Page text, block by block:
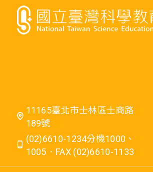
11165臺北市士林區士商路
189號
(02)6610-1234分機1000、
1005．FAX (02)6610-1133